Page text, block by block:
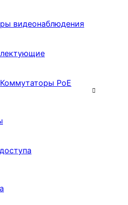
видеонаблюдения
Коммутаторы PoE